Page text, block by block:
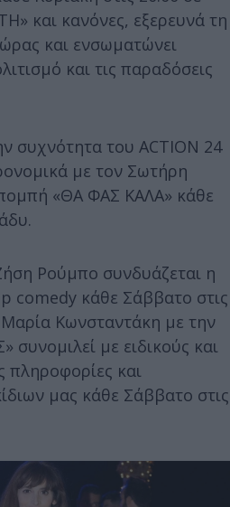
και κανόνες, εξερευνά τη
και ενσωματώνει
και τις παραδόσεις
συχνότητα του ACTION 24
με τον Σωτήρη
«ΘΑ ΦΑΣ ΚΑΛΑ» κάθε
Ρούμπο συνδυάζεται η
comedy κάθε Σάββατο στις
Κωνσταντάκη με την
με ειδικούς και
πληροφορίες και
μας κάθε Σάββατο στις